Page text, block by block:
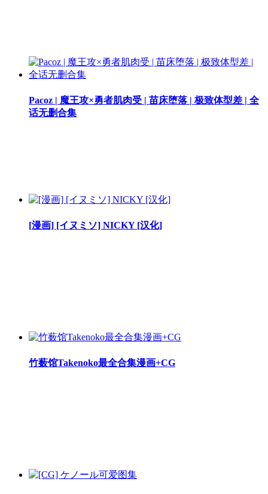
Pacoz | 魔王攻×勇者肌肉受 | 苗床堕落 | 极致体型差 | 全
话无删合集
[漫画] [イヌミソ] NICKY [汉化]
竹薮馆Takenoko最全合集漫画+CG